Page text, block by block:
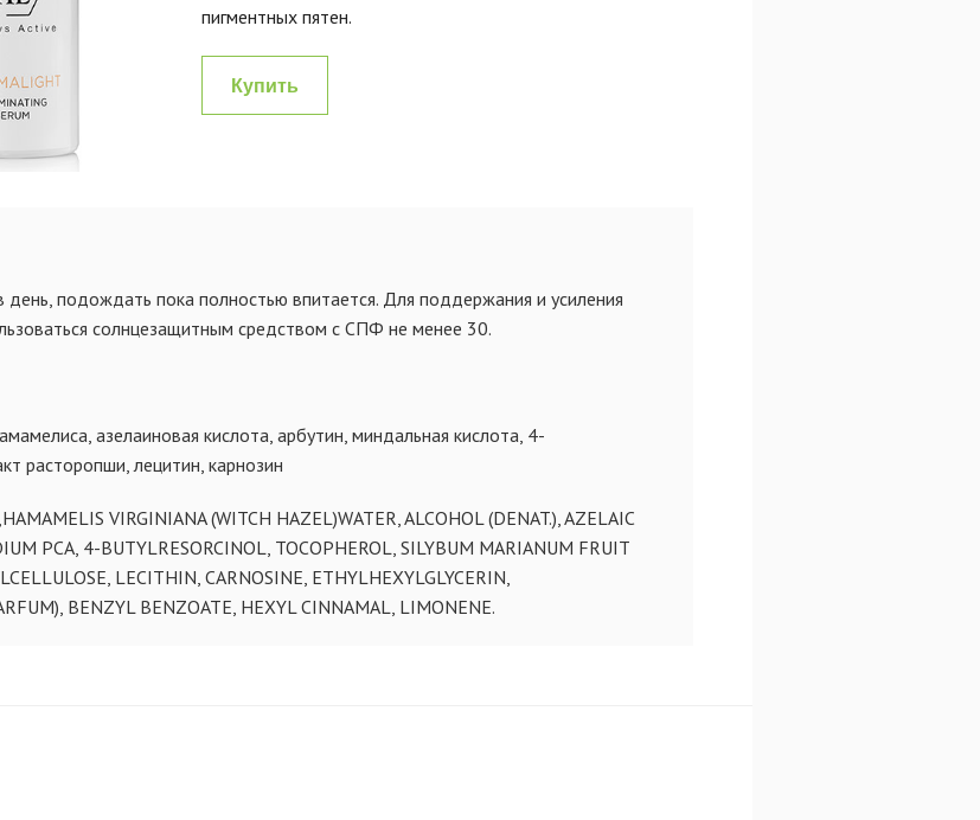
пигментных пятен.
Купить
подождать пока полностью впитается. Для поддержания и усиления
солнцезащитным средством с СПФ не менее 30.
азелаиновая кислота, арбутин, миндальная кислота, 4-
расторопши, лецитин, карнозин
VIRGINIANA (WITCH HAZEL)WATER, ALCOHOL (DENAT.), AZELAIC
PCA, 4-BUTYLRESORCINOL, TOCOPHEROL, SILYBUM MARIANUM FRUIT
LECITHIN, CARNOSINE, ETHYLHEXYLGLYCERIN,
BENZYL BENZOATE, HEXYL CINNAMAL, LIMONENE.